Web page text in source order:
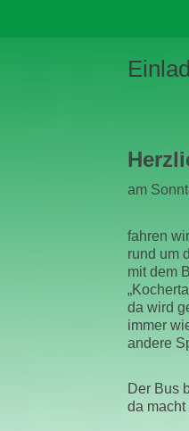
am
fahren
rund um
mit dem
da wird
immer
andere
Der Bus
da